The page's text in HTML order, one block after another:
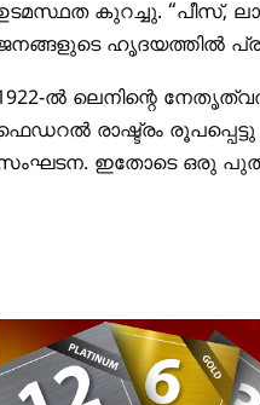
കുറച്ചു. “പീസ്,
ഹൃദയത്തിൽ
ൽ ലെനിന്റെ
രാഷ്ട്രം
ഇതോടെ ഒരു